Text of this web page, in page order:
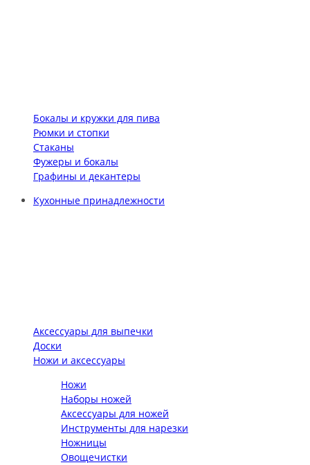
Бокалы и кружки для пива
Рюмки и стопки
Стаканы
Фужеры и бокалы
Графины и декантеры
Кухонные принадлежности
Аксессуары для выпечки
Доски
Ножи и аксессуары
Ножи
Наборы ножей
Аксессуары для ножей
Инструменты для нарезки
Ножницы
Овощечистки